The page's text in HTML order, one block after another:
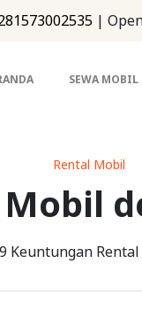
|
SEWA MOBIL
Rental Mobil
9 Keuntungan